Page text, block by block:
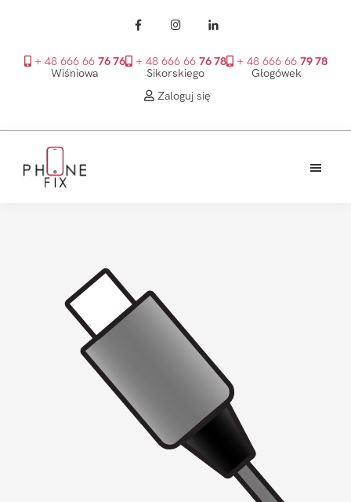
+ 48 666 66 76 76
Wiśniowa
+ 48 666 66 76 78
Sikorskiego
+ 48 666 66 79 78
Głogówek
Zaloguj się
głównego